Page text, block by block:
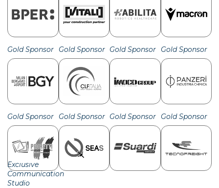
Gold Sponsor Gold Sponsor Gold Sponsor Gold Sponsor
Gold Sponsor Gold Sponsor Gold Sponsor Gold Sponsor
Exclusive
Communication
Studio